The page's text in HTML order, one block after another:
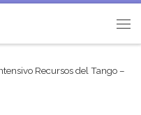
Recursos del Tango –